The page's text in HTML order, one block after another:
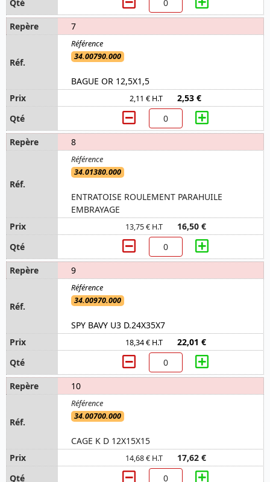
7
34.00790.000
BAGUE OR 12,5X1,5
2,11 € H.T 2,53 €
8
34.01380.000
ENTRATOISE ROULEMENT PARAHUILE
EMBRAYAGE
13,75 € H.T 16,50 €
9
34.00970.000
SPY BAVY U3 D.24X35X7
18,34 € H.T 22,01 €
10
34.00700.000
CAGE K D 12X15X15
14,68 € H.T 17,62 €